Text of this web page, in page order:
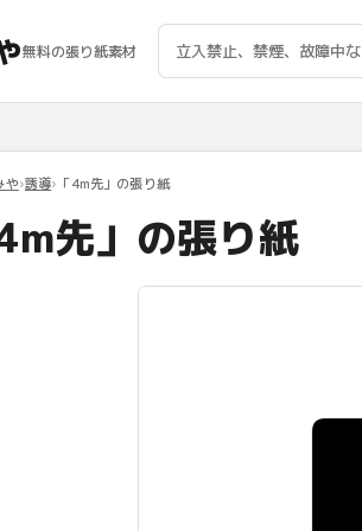
無料の張り紙素材
や 誘導 「4m先」の張り紙
4m先」の張り紙